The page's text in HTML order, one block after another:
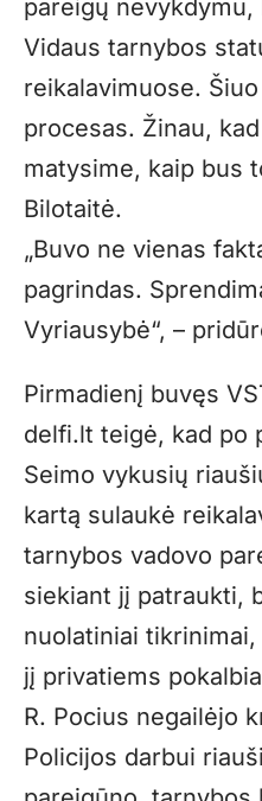
pareigų
Vidaus tarnybos
reikalavimuose.
procesas. Žinau,
matysime, kaip bus
Bilotaitė.
„Buvo ne vienas
pagrindas.
Vyriausybė“, –
Pirmadienį buvęs
delfi.lt teigė, kad po
Seimo vykusių
kartą sulaukė
tarnybos vadovo
siekiant jį patraukti,
nuolatiniai
jį privatiems
R. Pocius negailėjo
Policijos darbui